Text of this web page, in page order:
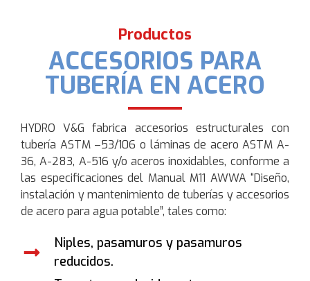
Productos
ACCESORIOS PARA
TUBERÍA EN ACERO
HYDRO V&G fabrica accesorios estructurales con
tubería ASTM –53/106 o láminas de acero ASTM A-
36, A-283, A-516 y/o aceros inoxidables, conforme a
las especificaciones del Manual M11 AWWA “Diseño,
instalación y mantenimiento de tuberías y accesorios
de acero para agua potable”, tales como:
Niples, pasamuros y pasamuros
reducidos.